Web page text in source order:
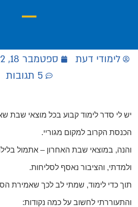
לימודי דעת ספטמבר 18, 2022
5 תגובות
יש לי סדר לימוד קבוע בכל מוצאי שבת
הכנסת הקרוב למקום מגוריי.
והנה, במוצאי שבת האחרון – אתמול
ולמדתי, והציבור נאסף לסליחות.
תוך כדי לימוד, שמתי לב לכך שאמירת
והתעוררתי לחשוב על כמה נקודות: